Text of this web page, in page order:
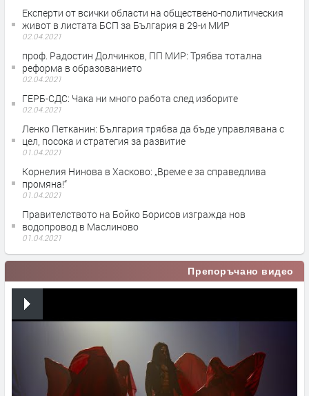
Експерти от всички области на обществено-политическия
живот в листата БСП за България в 29-и МИР
02.04.2021
проф. Радостин Долчинков, ПП МИР: Трябва тотална
реформа в образованието
02.04.2021
ГЕРБ-СДС: Чака ни много работа след изборите
02.04.2021
Ленко Петканин: България трябва да бъде управлявана с
цел, посока и стратегия за развитие
01.04.2021
Корнелия Нинова в Хасково: „Време е за справедлива
промяна!“
01.04.2021
Правителството на Бойко Борисов изгражда нов
водопровод в Маслиново
01.04.2021
Препоръчано видео